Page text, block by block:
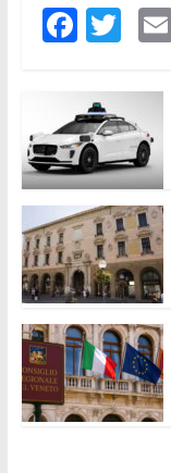
F
e
b
o
o
k
T
itt
er